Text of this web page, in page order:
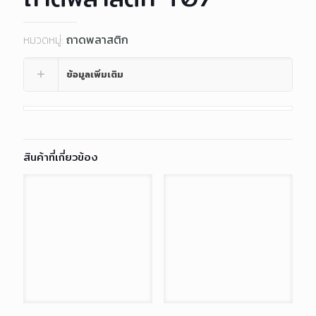
หมวดหมู่: ถาดพลาสติก
ข้อมูลเพิ่มเติม
สินค้าที่เกี่ยวข้อง